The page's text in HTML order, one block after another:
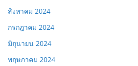
สิงหาคม 2024
กรกฎาคม 2024
มิถุนายน 2024
พฤษภาคม 2024